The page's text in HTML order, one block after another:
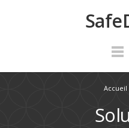
Accueil